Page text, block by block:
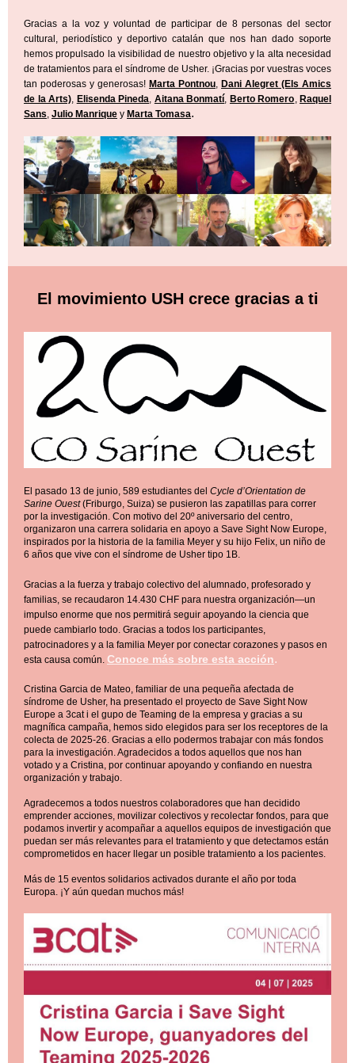
Gracias a la voz y voluntad de participar de 8 personas del sector
cultural, periodístico y deportivo catalán que nos han dado soporte
hemos propulsado la visibilidad de nuestro objetivo y la alta necesidad
de tratamientos para el síndrome de Usher. ¡Gracias por vuestras voces
tan poderosas y generosas! Marta Pontnou, Dani Alegret (Els Amics
de la Arts), Elisenda Pineda, Aitana Bonmatí, Berto Romero, Raquel
Sans, Julio Manrique y Marta Tomasa.
El movimiento USH crece gracias a ti
El pasado 13 de junio, 589 estudiantes del Cycle d’Orientation de
Sarine Ouest(Friburgo, Suiza) se pusieron las zapatillas para correr
por la investigación. Con motivo del 20º aniversario del centro,
organizaron una carrera solidaria en apoyo a Save Sight Now Europe,
inspirados por la historia de la familia Meyer y su hijo Felix, un niño de
6 años que vive con el síndrome de Usher tipo 1B.
Gracias a la fuerza y trabajo colectivo del alumnado, profesorado y
familias, se recaudaron 14.430 CHF para nuestra organización—un
impulso enorme que nos permitirá seguir apoyando la ciencia que
puede cambiarlo todo. Gracias a todos los participantes,
patrocinadores y a la familia Meyer por conectar corazones y pasos en
esta causa común. Conoce más sobre esta acción.
Cristina Garcia de Mateo, familiar de una pequeña afectada de
síndrome de Usher, ha presentado el proyecto de Save Sight Now
Europe a 3cat i el gupo de Teaming de la empresa y gracias a su
magnífica campaña, hemos sido elegidos para ser los receptores de la
colecta de 2025-26. Gracias a ello podermos trabajar con más fondos
para la investigación. Agradecidos a todos aquellos que nos han
votado y a Cristina, por continuar apoyando y confiando en nuestra
organización y trabajo.
Agradecemos a todos nuestros colaboradores que han decidido
emprender acciones, movilizar colectivos y recolectar fondos, para que
podamos invertir y acompañar a aquellos equipos de investigación que
puedan ser más relevantes para el tratamiento y que detectamos están
comprometidos en hacer llegar un posible tratamiento a los pacientes.
Más de 15 eventos solidarios activados durante el año por toda
Europa. ¡Y aún quedan muchos más!